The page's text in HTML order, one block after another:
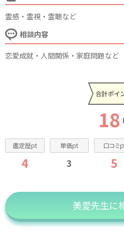
霊感・霊視・霊聴など
相談内容
恋愛成就・人間関係・家庭問題など
合計ポイ
18
鑑定歴pt
4
単価pt
3
口コミ
5
美愛先生に